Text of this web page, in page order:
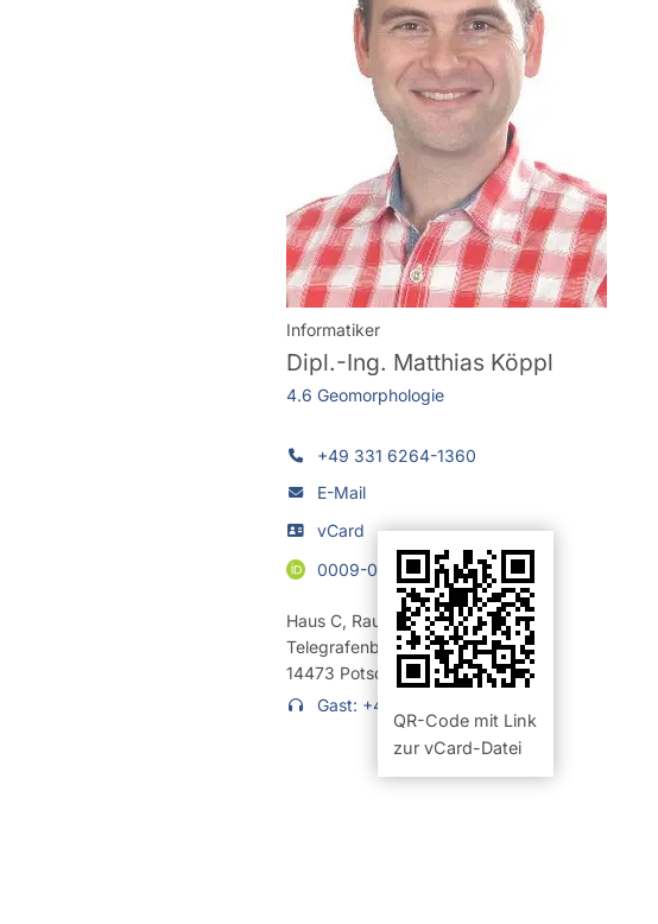
Informatiker
Dipl.-Ing. Matthias Köppl
4.6 Geomorphologie
+49 331 6264-1360
E-Mail
vCard
QR-Code mit Link
zur vCard-Datei
0009-0002-1393-1288
Haus C, Raum 328 (Büro)
Telegrafenberg
14473 Potsdam
Gast: +49 331 6264-1381